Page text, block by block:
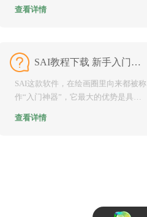
查看详情
SAI教程下载 新手入门完整安装与练习指南
SAI这款软件，在绘画圈里向来都被称
作“入门神器”，它最大的优势是具备
查看详情